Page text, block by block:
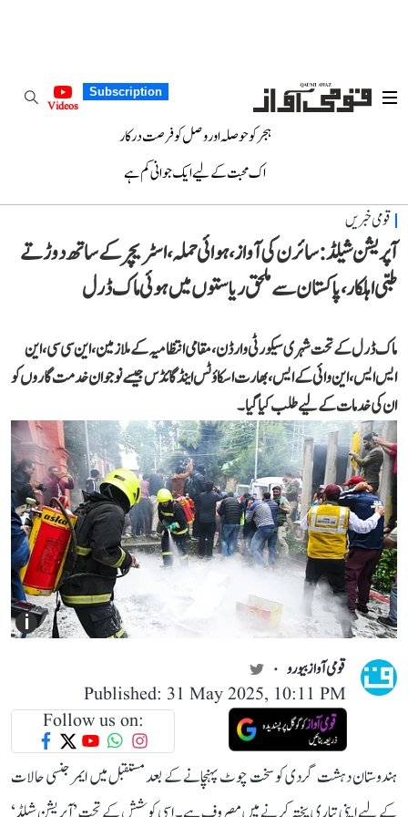
Subscription
Videos
ہجر کو حوصلہ اور وصل کو فرصت درکار
اک محبت کے لیے ایک جوانی کم ہے
قومی خبریں
آپریشن شیلڈ: سائرن کی آواز، ہوائی حملہ، اسٹریچر کے ساتھ دوڑتے
طبی اہلکار، پاکستان سے ملحق ریاستوں میں ہوئی ماک ڈرل
ماک ڈرل کے تحت شہری سیکورٹی وارڈن، مقامی انتظامیہ کے ملازمین، این سی سی، این
ایس ایس، این وائی کے ایس، بھارت اسکاؤٹس اینڈ گائڈس جیسے نوجوان خدمت گاروں کو
ان کی خدمات کے لیے طلب کیا گیا۔
i
قومی آواز بیورو
Published: 31 May 2025, 10:11 PM
Follow us on:
ہندوستان دہشت گردی کو سخت چوٹ پہنچانے کے بعد مستقبل میں ایمرجنسی حالات